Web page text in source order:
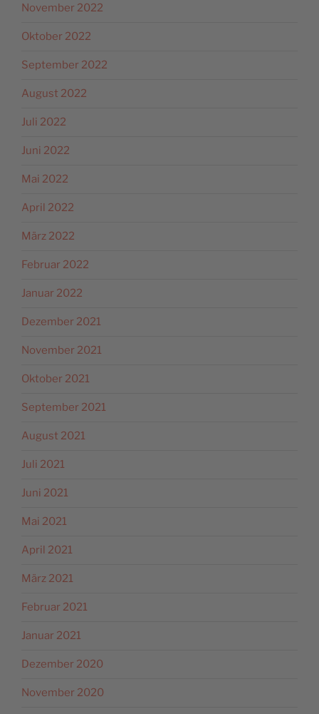
November 2022
Oktober 2022
September 2022
August 2022
Juli 2022
Juni 2022
Mai 2022
April 2022
März 2022
Februar 2022
Januar 2022
Dezember 2021
November 2021
Oktober 2021
September 2021
August 2021
Juli 2021
Juni 2021
Mai 2021
April 2021
März 2021
Februar 2021
Januar 2021
Dezember 2020
November 2020